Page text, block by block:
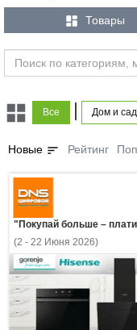
 Товары
Все | Дом и сад
Новые sort Рейтинг
(2 - 22 Июня 2026)